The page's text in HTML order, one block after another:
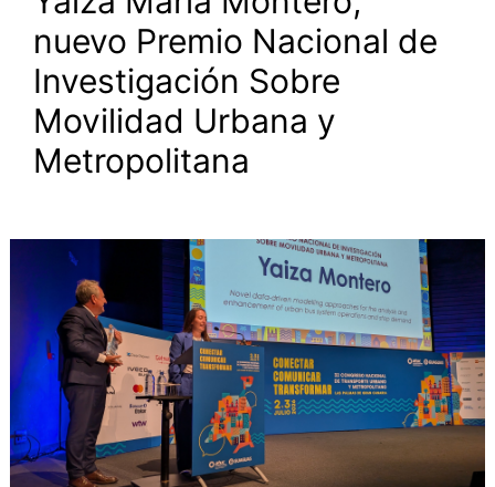
nuevo Premio Nacional de
Investigación Sobre
Movilidad Urbana y
Metropolitana